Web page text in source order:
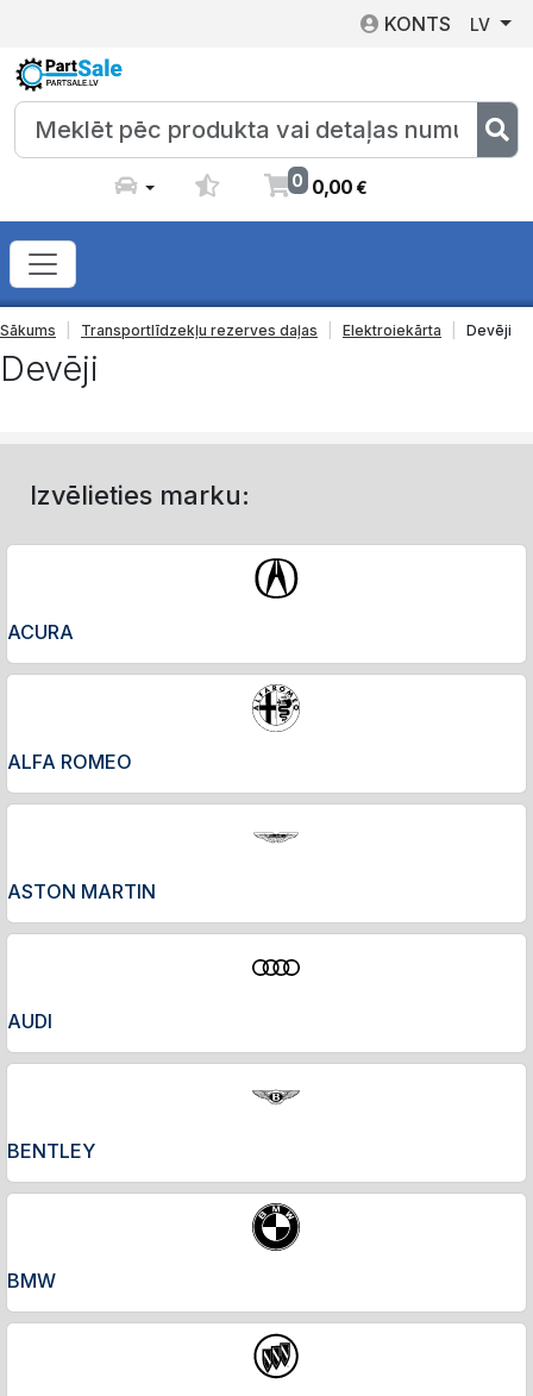
KONTS LV
0 0,00€
Sākums Transportlīdzekļu rezerves daļas Elektroiekārta Devēji
Devēji
Izvēlieties marku:
ACURA
ALFA ROMEO
ASTON MARTIN
AUDI
BENTLEY
BMW